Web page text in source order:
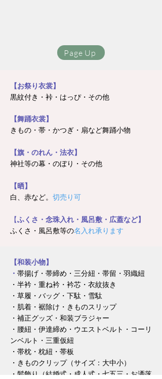
Page Up
【お祭り衣裳】
黒紋付き・裃・はっぴ・その他
【舞踊衣裳】
きもの・帯・かつぎ・扇など舞踊小物
【旗・のれん・法衣】
神社等の幕・のぼり・その他
【晒】
白、赤など。 切売り可
【ふくさ・念珠入れ・風呂敷・広蓋など】
ふくさ・風呂敷等の名入れ承ります
【和装小物】
・ 帯揚げ・帯締め・三分紐・帯留・羽織紐
・半衿・重ね衿・衿芯 ・衣紋抜き
・ 草履・バッグ・下駄・雪駄
・肌着・裾除け・きものスリップ
・補正グッズ・和装ブラジャー
・腰紐・伊達締め・ウエストベルト・コーリ
ンベルト・三重仮紐
・帯枕・枕紐・帯板
・きものクリップ（サイズ：大中小）
・髪飾り（結婚式・成人式・七五三・お洒落